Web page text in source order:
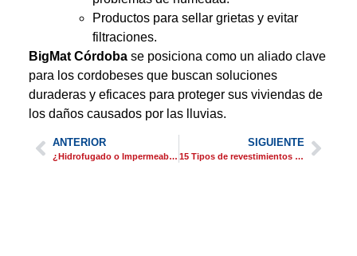
Productos para sellar grietas y evitar
filtraciones.
BigMat Córdobase posiciona como un aliado clave
para los cordobeses que buscan soluciones
duraderas y eficaces para proteger sus viviendas de
los daños causados por las lluvias.
ANTERIOR
¿Hidrofugado o Impermeabilización en Córdoba?
SIGUIENTE
15 Tipos de revestimientos y pavimentos en Córdoba